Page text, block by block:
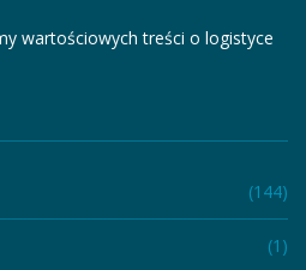
wartościowych treści o logistyce
(144)
(1)